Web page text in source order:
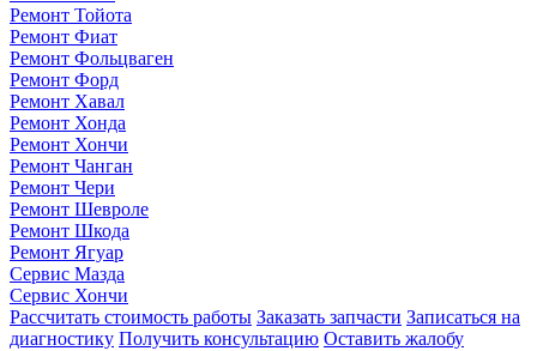
Ремонт Тойота
Ремонт Фиат
Ремонт Фольцваген
Ремонт Форд
Ремонт Хавал
Ремонт Хонда
Ремонт Хончи
Ремонт Чанган
Ремонт Чери
Ремонт Шевроле
Ремонт Шкода
Ремонт Ягуар
Сервис Мазда
Сервис Хончи
Рассчитать стоимость работы Заказать запчасти Записаться на
диагностику Получить консультацию Оставить жалобу